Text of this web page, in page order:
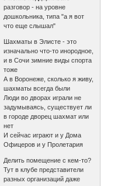
разговор - на уровне
дошкольника, типа "а я вот
что еще слышал"
Шахматы в Элисте - это
изначально что-то инородное,
и в Сочи зимние виды спорта
тоже
А в Воронеже, сколько я живу,
шахматы всегда были
Люди во дворах играли не
задумываясь, существует ли
в городе дворец шахмат или
нет
И сейчас играют и у Дома
Офицеров и у Пролетария
Делить помещение с кем-то?
Тут в клубе представители
разных организаций даже